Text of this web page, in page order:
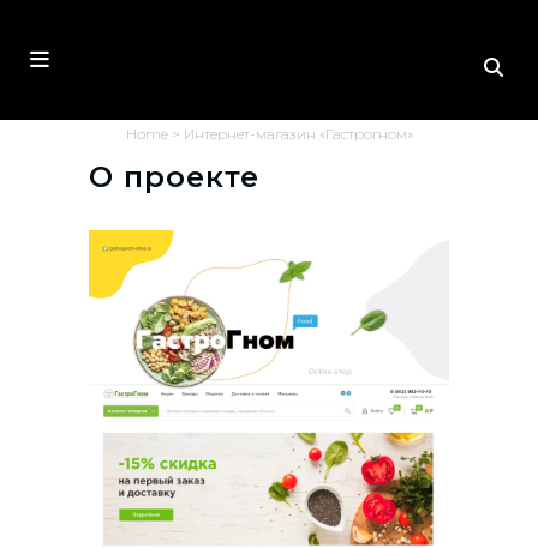
Home> Интернет-магазин «Гастрогном»
О проекте